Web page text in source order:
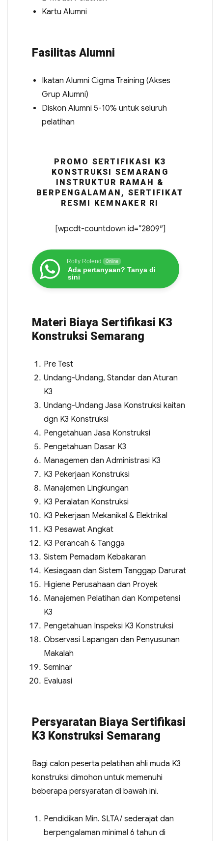
Kartu Alumni
Fasilitas Alumni
Ikatan Alumni Cigma Training (Akses
Grup Alumni)
Diskon Alumni 5-10% untuk seluruh
pelatihan
PROMO SERTIFIKASI K3
KONSTRUKSI SEMARANG
INSTRUKTUR RAMAH &
BERPENGALAMAN, SERTIFIKAT
RESMI KEMNAKER RI
[wpcdt-countdown id=”2809″]
Rolly Rolend Online
Ada pertanyaan? Tanya di
sini
Materi Biaya Sertifikasi K3
Konstruksi Semarang
Pre Test
Undang-Undang, Standar dan Aturan
K3
Undang-Undang Jasa Konstruksi kaitan
dgn K3 Konstruksi
Pengetahuan Jasa Konstruksi
Pengetahuan Dasar K3
Managemen dan Administrasi K3
K3 Pekerjaan Konstruksi
Manajemen Lingkungan
K3 Peralatan Konstruksi
K3 Pekerjaan Mekanikal & Elektrikal
K3 Pesawat Angkat
K3 Perancah & Tangga
Sistem Pemadam Kebakaran
Kesiagaan dan Sistem Tanggap Darurat
Higiene Perusahaan dan Proyek
Manajemen Pelatihan dan Kompetensi
K3
Pengetahuan Inspeksi K3 Konstruksi
Observasi Lapangan dan Penyusunan
Makalah
Seminar
Evaluasi
Persyaratan Biaya Sertifikasi
K3 Konstruksi Semarang
Bagi calon peserta pelatihan ahli muda K3
konstruksi dimohon untuk memenuhi
beberapa persyaratan di bawah ini.
Pendidikan Min. SLTA/ sederajat dan
berpengalaman minimal 6 tahun di